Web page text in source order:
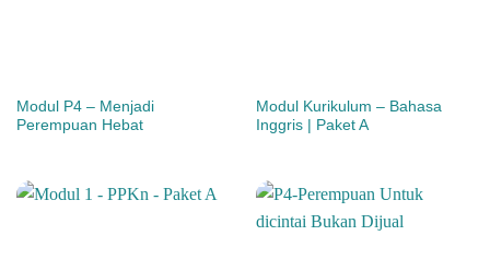
Modul P4 – Menjadi
Perempuan Hebat
Modul Kurikulum – Bahasa
Inggris | Paket A